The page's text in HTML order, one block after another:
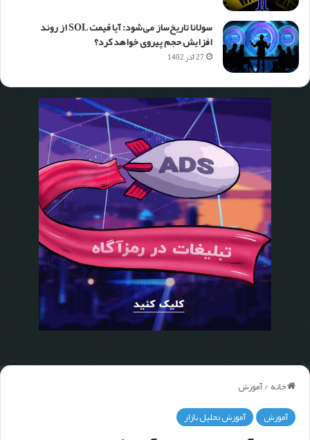
سولانا تاریخ‌ساز می‌شود: آیا قیمت SOL از روند
افزایش حجم پیروی خواهد کرد؟
27 آذر 1402